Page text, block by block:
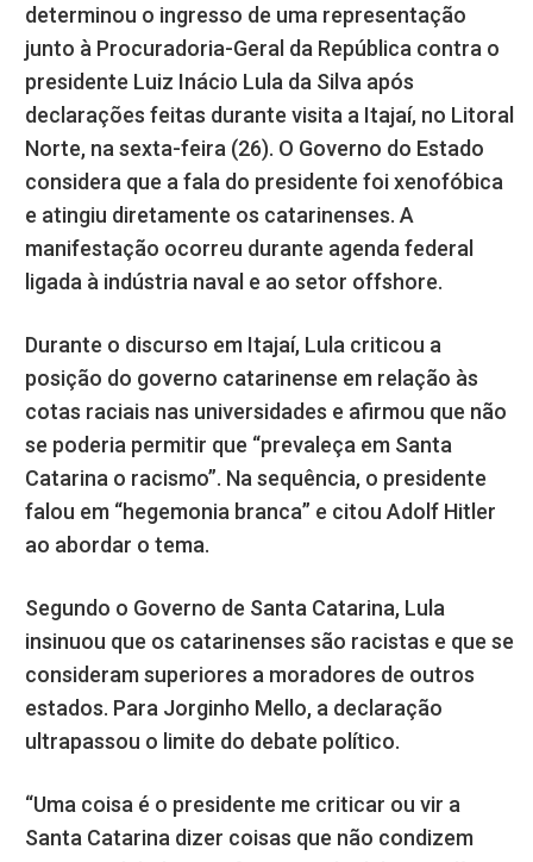
determinou o ingresso de uma representação
junto à Procuradoria-Geral da República contra o
presidente Luiz Inácio Lula da Silva após
declarações feitas durante visita a Itajaí, no Litoral
Norte, na sexta-feira (26). O Governo do Estado
considera que a fala do presidente foi xenofóbica
e atingiu diretamente os catarinenses. A
manifestação ocorreu durante agenda federal
ligada à indústria naval e ao setor offshore.
Durante o discurso em Itajaí, Lula criticou a
posição do governo catarinense em relação às
cotas raciais nas universidades e afirmou que não
se poderia permitir que “prevaleça em Santa
Catarina o racismo”. Na sequência, o presidente
falou em “hegemonia branca” e citou Adolf Hitler
ao abordar o tema.
Segundo o Governo de Santa Catarina, Lula
insinuou que os catarinenses são racistas e que se
consideram superiores a moradores de outros
estados. Para Jorginho Mello, a declaração
ultrapassou o limite do debate político.
“Uma coisa é o presidente me criticar ou vir a
Santa Catarina dizer coisas que não condizem